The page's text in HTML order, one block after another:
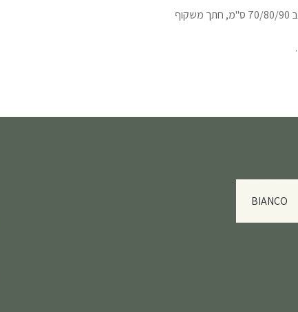
מידות: גובה 205/215/220/240 ס"מ ס"מ מריצוף סופי, רוחב 70/80/90 ס"מ, חתך משקוף
BIANCO